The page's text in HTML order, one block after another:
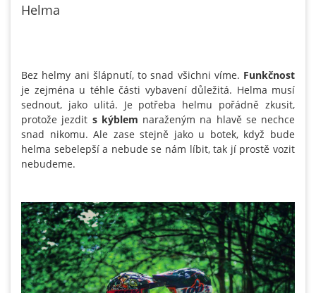
Helma
Bez helmy ani šlápnutí, to snad všichni víme. Funkčnost
je zejména u téhle části vybavení důležitá. Helma musí
sednout, jako ulitá. Je potřeba helmu pořádně zkusit,
protože jezdit s kýblem naraženým na hlavě se nechce
snad nikomu. Ale zase stejně jako u botek, když bude
helma sebelepší a nebude se nám líbit, tak jí prostě vozit
nebudeme.